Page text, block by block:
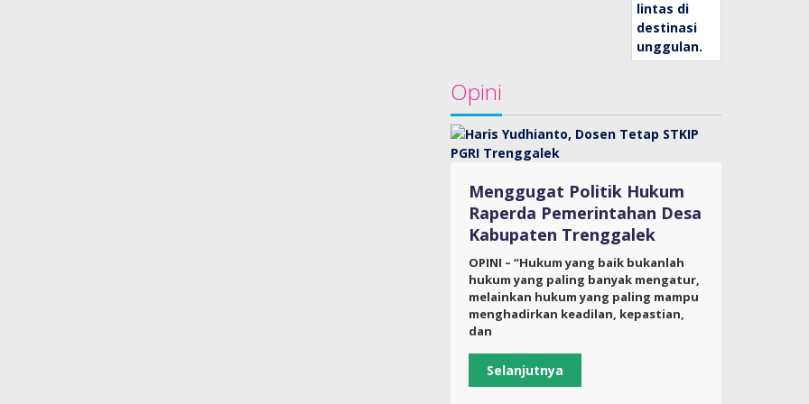
Opini
Menggugat Politik Hukum
Raperda Pemerintahan Desa
Kabupaten Trenggalek
OPINI – “Hukum yang baik bukanlah
hukum yang paling banyak mengatur,
melainkan hukum yang paling mampu
menghadirkan keadilan, kepastian,
dan
Selanjutnya